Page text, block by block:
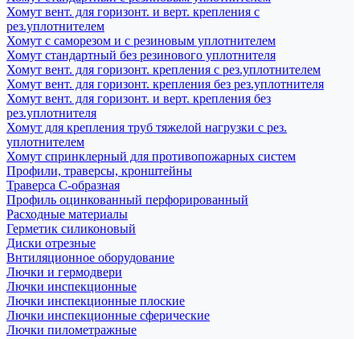
Хомут вент. для горизонт. и верт. крепления с
рез.уплотнителем
Хомут с саморезом и с резиновым уплотнителем
Хомут стандартный без резинового уплотнителя
Хомут вент. для горизонт. крепления с рез.уплотнителем
Хомут вент. для горизонт. крепления без рез.уплотнителя
Хомут вент. для горизонт. и верт. крепления без
рез.уплотнителя
Хомут для крепления труб тяжелой нагрузки с рез.
уплотнителем
Хомут спринклерный для противопожарных систем
Профили, траверсы, кронштейны
Траверса С-образная
Профиль оцинкованный перфорированный
Расходные материалы
Герметик силиконовый
Диски отрезные
Внтиляционное оборудование
Лючки и гермодвери
Лючки инспекционные
Лючки инспекционные плоские
Лючки инспекционные сферические
Лючки пилометражные